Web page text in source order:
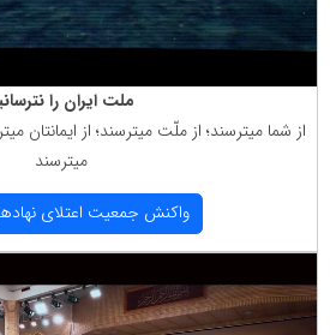
ملت ایران را
از شما میترسند؛ از ملّت میترسند؛ از ایمانتان
میترسند
واكنش جمعیت اعتلای